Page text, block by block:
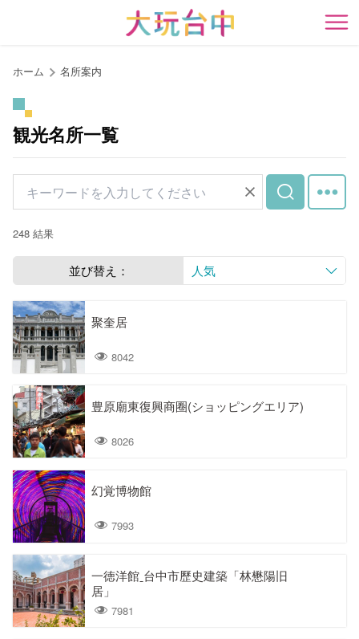
開
ホーム 名所案内
観光名所一覧
248 結果
並び替え： 人気
聚奎居
8042
豊原廟東復興商圈(ショッピングエリア)
8026
幻覚博物館
7993
一徳洋館ˍ台中市歷史建築「林懋陽旧
居」
7981